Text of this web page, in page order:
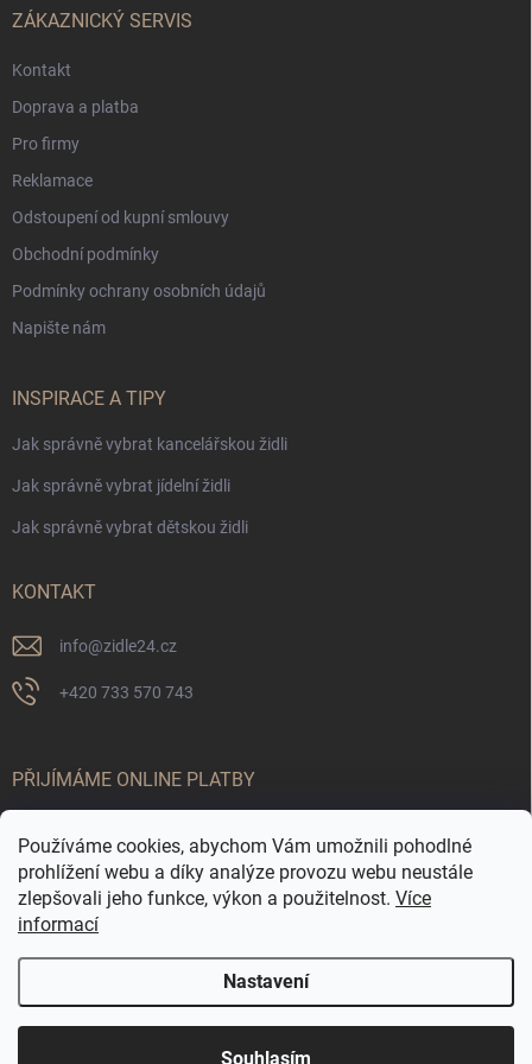
Používáme cookies, abychom Vám umožnili pohodlné
prohlížení webu a díky analýze provozu webu neustále
zlepšovali jeho funkce, výkon a použitelnost. Více
informací
Nastavení
Souhlasím
ZÁKAZNICKÝ SERVIS
Kontakt
Doprava a platba
Pro firmy
Reklamace
Odstoupení od kupní smlouvy
Obchodní podmínky
Podmínky ochrany osobních údajů
Napište nám
INSPIRACE A TIPY
Jak správně vybrat kancelářskou židli
Jak správně vybrat jídelní židli
Jak správně vybrat dětskou židli
KONTAKT
info@zidle24.cz
+420 733 570 743
PŘIJÍMÁME ONLINE PLATBY
Židle24.cz . Všechna práva vyhrazena.